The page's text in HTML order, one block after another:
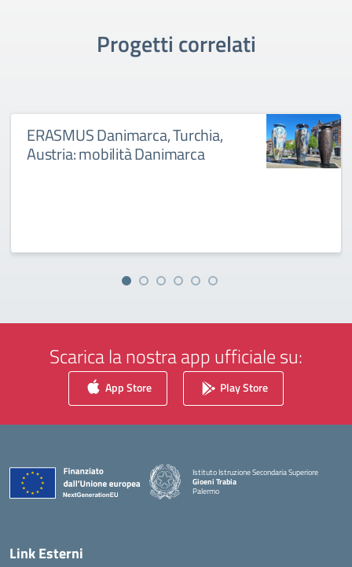
Progetti correlati
ERASMUS Danimarca, Turchia,
Austria: mobilità Danimarca
Scarica la nostra app ufficiale su:
App Store Play Store
Istituto Istruzione Secondaria Superiore
Gioeni Trabia
Palermo
Link Esterni